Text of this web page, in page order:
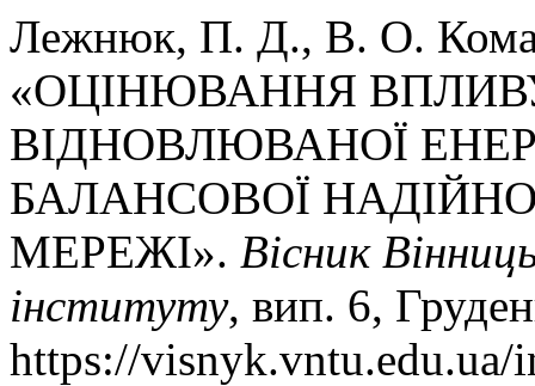
Лежнюк, П. Д., В. О.
«ОЦІНЮВАННЯ
ВІДНОВЛЮВАНОЇ
БАЛАНСОВОЇ
МЕРЕЖІ». Вісник
інституту, вип. 6,
https://